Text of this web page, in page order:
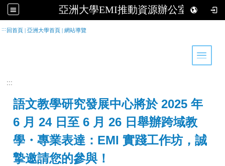
亞洲大學EMI推動資源辦公室
::: 回首頁 |亞洲大學首頁 |網站導覽
Toggle
:::
語文教學研究發展中心將於 2025 年
6 月 24 日至 6 月 26 日舉辦跨域教
學・專業表達：EMI 實踐工作坊，誠
摯邀請您的參與！